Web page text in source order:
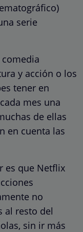
serie
y acción o los
tener en
mes una
de ellas
en cuenta las
es que Netflix
no
al resto del
sin ir más